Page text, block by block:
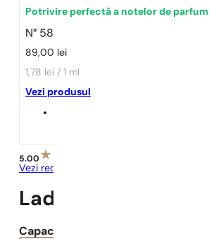
Potrivire perfectă a notelor de parfum
N° 58
89,00 lei
1,78 lei / 1 ml
Vezi produsul
5.00
Vezi recenziile
Lady Million
Capacitate: